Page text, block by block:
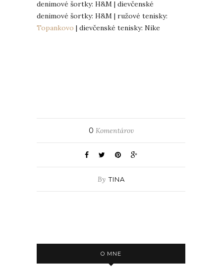
denimové šortky: H&M | dievčenské
denimové šortky: H&M | ružové tenisky:
Topankovo | dievčenské tenisky: Nike
0 Komentárov
By TINA
O MNE